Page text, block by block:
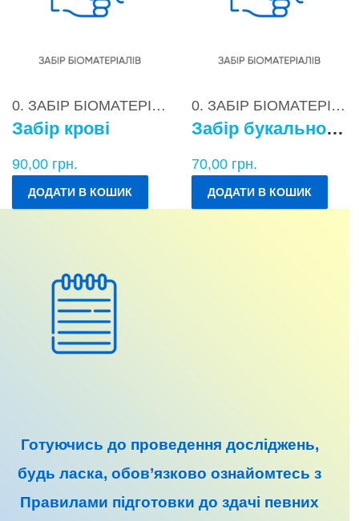
0. ЗАБІР БІОМАТЕРІАЛІВ
Забір крові
90,00 грн.
ДОДАТИ В КОШИК
0. ЗАБІР БІОМАТЕРІАЛІВ
Забір букального епітелію
70,00 грн.
ДОДАТИ В КОШИК
Готуючись до проведення досліджень,
будь ласка, обов’язково ознайомтесь з
Правилами підготовки до здачі певних